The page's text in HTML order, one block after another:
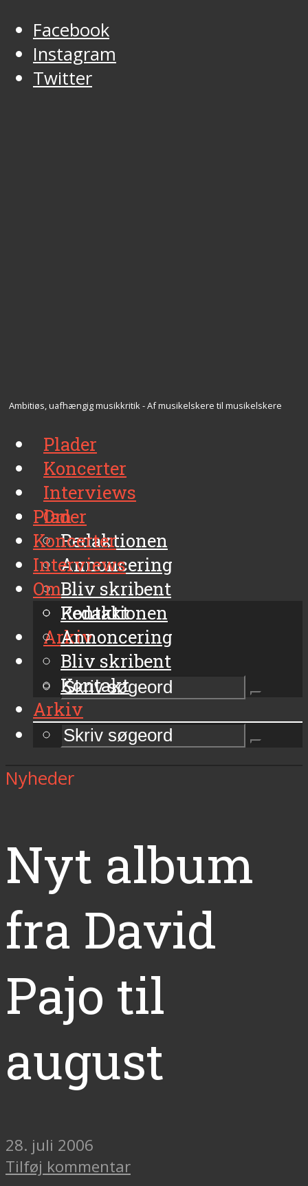
Facebook
Instagram
Twitter
Ambitiøs, uafhængig musikkritik - Af musikelskere til musikelskere
Plader
Koncerter
Interviews
Om
Redaktionen
Annoncering
Bliv skribent
Kontakt
Arkiv
Plader
Koncerter
Interviews
Om
Redaktionen
Annoncering
Bliv skribent
Kontakt
Arkiv
Nyheder
Nyt album
fra David
Pajo til
august
28. juli 2006
Tilføj kommentar